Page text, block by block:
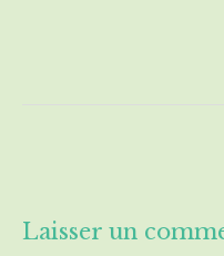
Laisser un